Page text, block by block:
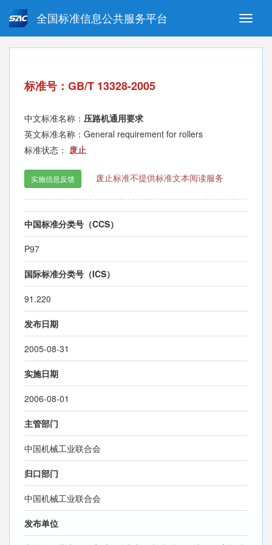
Toggle
全国标准信息公共服务平台
强制性国家标准 推荐性国家标准
指导性技术文件 (National standards in foreign
标准号：GB/T 13328-2005
中文标准名称： 压路机通用要求
英文标准名称：General requirement for rollers
标准状态： 废止
实施信息反馈 废止标准不提供标准文本阅读服务
中国标准分类号（CCS）
P97
国际标准分类号（ICS）
91.220
发布日期
2005-08-31
实施日期
2006-08-01
主管部门
中国机械工业联合会
归口部门
中国机械工业联合会
发布单位